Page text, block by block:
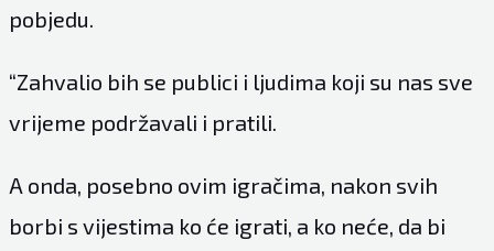
pobjedu.
“Zahvalio bih se publici i ljudima koji su nas sve
vrijeme podržavali i pratili.
A onda, posebno ovim igračima, nakon svih
borbi s vijestima ko će igrati, a ko neće, da bi